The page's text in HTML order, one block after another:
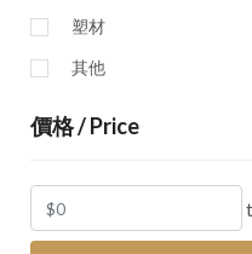
塑材
其他
價格 / Price